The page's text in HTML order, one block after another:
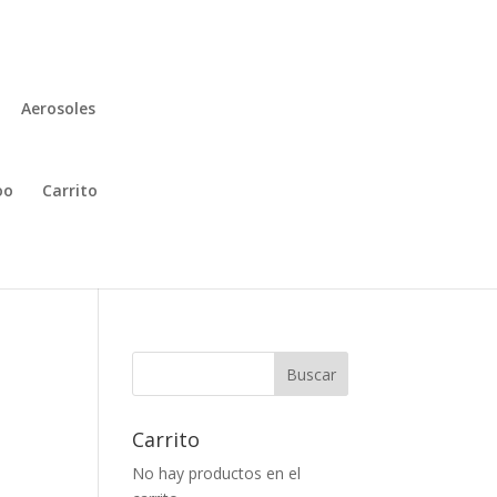
Aerosoles
Carrito
Buscar
Carrito
No hay productos en el